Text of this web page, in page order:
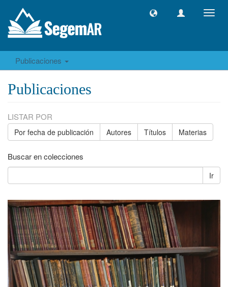
Publicaciones
Publicaciones
LISTAR POR
Por fecha de publicación Autores Títulos Materias
Buscar en colecciones
Ir